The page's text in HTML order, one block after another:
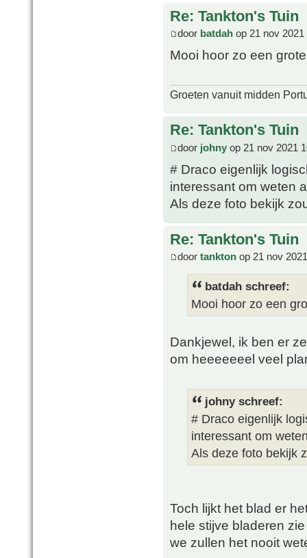
Re: Tankton's Tuin
door batdah op 21 nov 2021
Mooi hoor zo een
Groeten vanuit midden
Re: Tankton's Tuin
door johny op 21 nov 2021
# Draco eigenlijk
interessant om weten
Als deze foto bekijk
Re: Tankton's Tuin
door tankton op 21 nov
batdah schreef:
Mooi hoor zo een
Dankjewel, ik ben er
om heeeeeeel veel
johny schreef:
# Draco eigenlijk
interessant om
Als deze foto bekijk
Toch lijkt het blad er
hele stijve bladeren
we zullen het nooit